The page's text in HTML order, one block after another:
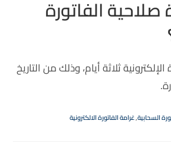
الفاتورة
ثلاثة أيام، وذلك من التاريخ
السحابية,غرامة الفاتورة الالكترونية